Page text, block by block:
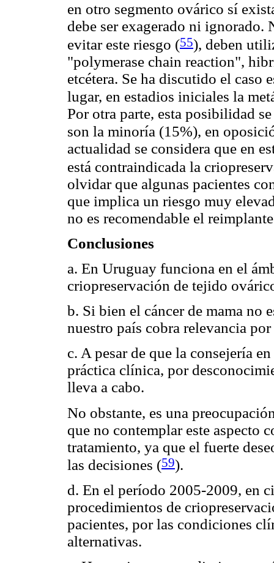
en otro segmento ovárico sí
debe ser exagerado ni ignorado.
evitar este riesgo (55), deben
"polymerase chain reaction",
etcétera. Se ha discutido el caso
lugar, en estadios iniciales la
Por otra parte, esta posibilidad
son la minoría (15%), en
actualidad se considera que en
está contraindicada la
olvidar que algunas pacientes
que implica un riesgo muy
no es recomendable el
Conclusiones
a. En Uruguay funciona en el
criopreservación de tejido
b. Si bien el cáncer de mama no
nuestro país cobra relevancia
c. A pesar de que la consejería
práctica clínica, por
lleva a cabo.
No obstante, es una
que no contemplar este aspecto
tratamiento, ya que el fuerte
las decisiones (59).
d. En el período 2005-2009, en
procedimientos de
pacientes, por las condiciones
alternativas.